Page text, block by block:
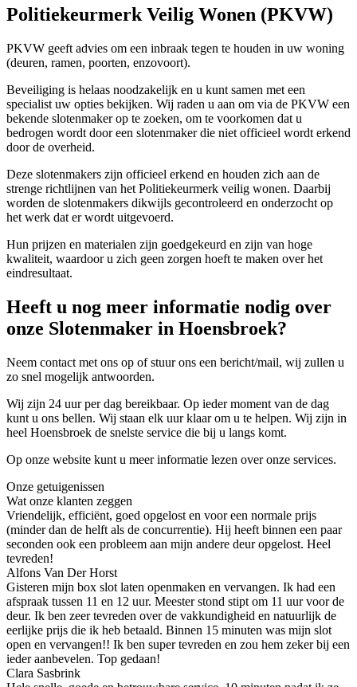
Politiekeurmerk Veilig Wonen (PKVW)
PKVW geeft advies om een inbraak tegen te houden in uw woning
(deuren, ramen, poorten, enzovoort).
Beveiliging is helaas noodzakelijk en u kunt samen met een
specialist uw opties bekijken. Wij raden u aan om via de PKVW een
bekende slotenmaker op te zoeken, om te voorkomen dat u
bedrogen wordt door een slotenmaker die niet officieel wordt erkend
door de overheid.
Deze slotenmakers zijn officieel erkend en houden zich aan de
strenge richtlijnen van het Politiekeurmerk veilig wonen. Daarbij
worden de slotenmakers dikwijls gecontroleerd en onderzocht op
het werk dat er wordt uitgevoerd.
Hun prijzen en materialen zijn goedgekeurd en zijn van hoge
kwaliteit, waardoor u zich geen zorgen hoeft te maken over het
eindresultaat.
Heeft u nog meer informatie nodig over
onze Slotenmaker in Hoensbroek?
Neem contact met ons op of stuur ons een bericht/mail, wij zullen u
zo snel mogelijk antwoorden.
Wij zijn 24 uur per dag bereikbaar. Op ieder moment van de dag
kunt u ons bellen. Wij staan elk uur klaar om u te helpen. Wij zijn in
heel Hoensbroek de snelste service die bij u langs komt.
Op onze website kunt u meer informatie lezen over onze services.
Onze getuigenissen
Wat onze klanten zeggen
Vriendelijk, efficiënt, goed opgelost en voor een normale prijs
(minder dan de helft als de concurrentie). Hij heeft binnen een paar
seconden ook een probleem aan mijn andere deur opgelost. Heel
tevreden!
Alfons Van Der Horst
Gisteren mijn box slot laten openmaken en vervangen. Ik had een
afspraak tussen 11 en 12 uur. Meester stond stipt om 11 uur voor de
deur. Ik ben zeer tevreden over de vakkundigheid en natuurlijk de
eerlijke prijs die ik heb betaald. Binnen 15 minuten was mijn slot
open en vervangen!! Ik ben super tevreden en zou hem zeker bij een
ieder aanbevelen. Top gedaan!
Clara Sasbrink